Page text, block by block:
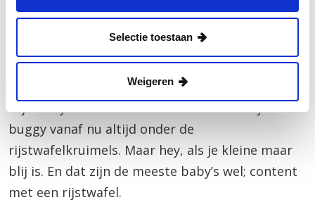
Selectie toestaan
Weigeren
Populaire snack voor baby’s – de
Is je baby ouder dan 6 maanden? Dan zit je
buggy vanaf nu altijd onder de
rijstwafelkruimels. Maar hey, als je kleine maar
blij is. En dat zijn de meeste baby’s wel; content
met een rijstwafel.